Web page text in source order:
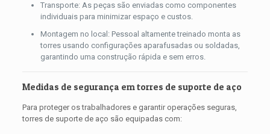
Transporte: As peças são enviadas como componentes
individuais para minimizar espaço e custos.
Montagem no local: Pessoal altamente treinado monta as
torres usando configurações aparafusadas ou soldadas,
garantindo uma construção rápida e sem erros.
Medidas de segurança em torres de suporte de aço
Para proteger os trabalhadores e garantir operações seguras,
torres de suporte de aço são equipadas com: